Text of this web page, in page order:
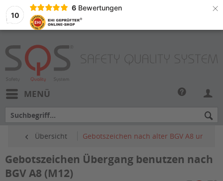
10
6 Bewertungen ×
MENÜ
Übersicht Gebotszeichen nach alter BGV A8 und
Gebotszeichen Übergang benutzen nach
BGV A8 (M12)